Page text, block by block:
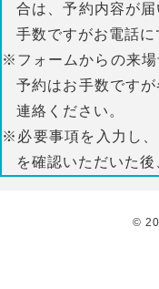
合は、予約内容が
手数ですがお電話に
※フォームからの来
予約はお手数です
連絡ください。
※必要事項を入力し、
を確認いただいた後
©